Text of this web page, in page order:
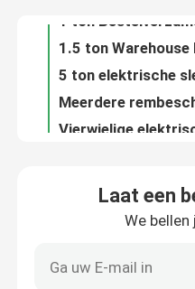
Kwaliteitscontrole
Contact de V.S.
Laat een
We